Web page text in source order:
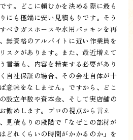
す。どこに頼むかを決める際に最も
にも極端に安い見積もりです。そう
べきガスホースや水用パッキンを再
無資格のアルバイトに近い作業員を
スクがあります。また、最近増えて
言葉も、内容を精査する必要があり
自社保証の場合、その会社自体が十
意味をなしません。ですから、どこ
設立年数や資本金、そして実店舗の
勧めします。プロの視点から言え
見積もりの段階で「なぜこの部材が
どれくらいの時間がかかるのか」を